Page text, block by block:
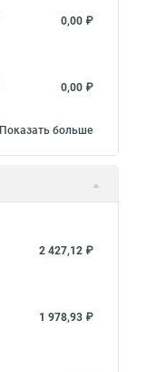
0,00 ₽
0,00 ₽
Показать больше
2 427,12 ₽
1 978,93 ₽